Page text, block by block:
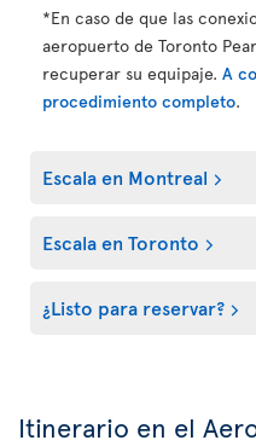
*En caso de que las
aeropuerto de Toronto
recuperar su equipaje. A
procedimiento completo.
Escala en Montreal
Escala en Toronto
¿Listo para reservar?
Itinerario en el